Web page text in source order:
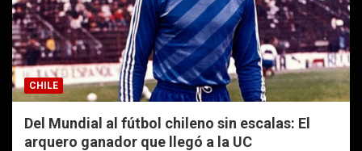
CHILE
Del Mundial al fútbol chileno sin escalas: El
arquero ganador que llegó a la UC